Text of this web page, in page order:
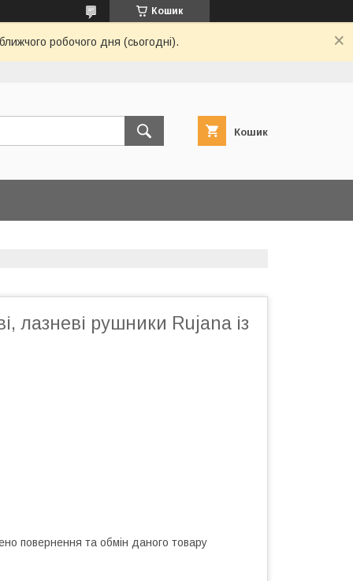
Кошик
робочого дня (сьогодні).
Кошик
лазневі рушники Rujana із
повернення та обмін даного товару